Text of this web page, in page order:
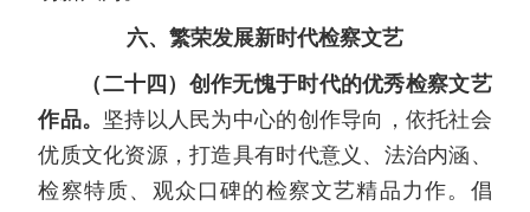
六、繁荣发展新时代检察文艺
（二十四）创作无愧于时代的优秀检察文艺
作品。 坚持以人民为中心的创作导向，依托社会
优质文化资源，打造具有时代意义、法治内涵、
检察特质、观众口碑的检察文艺精品力作。倡